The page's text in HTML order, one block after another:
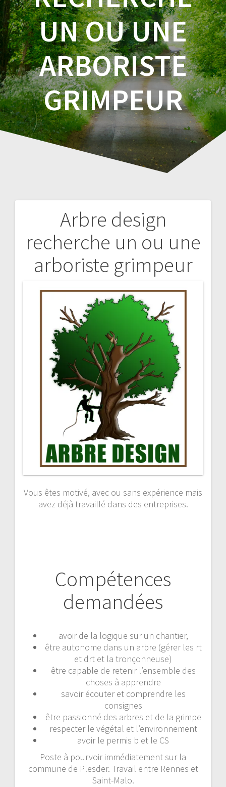
UN OU UNE
ARBORISTE
GRIMPEUR
Arbre design
recherche un ou une
arboriste grimpeur
Vous êtes motivé, avec ou sans expérience mais
avez déjà travaillé dans des entreprises.
Compétences
demandées
avoir de la logique sur un chantier,
être autonome dans un arbre (gérer les rt
et drt et la tronçonneuse)
être capable de retenir l’ensemble des
choses à apprendre
savoir écouter et comprendre les
consignes
être passionné des arbres et de la grimpe
respecter le végétal et l’environnement
avoir le permis b et le CS
Poste à pourvoir immédiatement sur la
commune de Plesder. Travail entre Rennes et
Saint-Malo.
Navigation
de
l’article